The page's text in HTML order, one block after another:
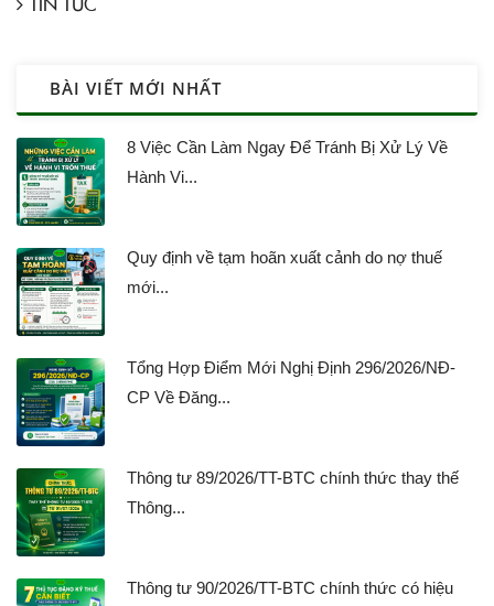
BÀI VIẾT MỚI NHẤT
8 Việc Cần Làm Ngay Để Tránh Bị Xử Lý Về
Hành Vi...
Quy định về tạm hoãn xuất cảnh do nợ thuế
mới...
Tổng Hợp Điểm Mới Nghị Định 296/2026/NĐ-
CP Về Đăng...
Thông tư 89/2026/TT-BTC chính thức thay thế
Thông...
Thông tư 90/2026/TT-BTC chính thức có hiệu